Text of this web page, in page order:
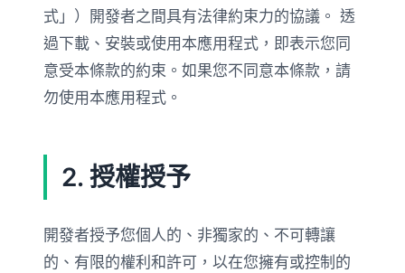
式」）開發者之間具有法律約束力的協議。 透
過下載、安裝或使用本應用程式，即表示您同
意受本條款的約束。如果您不同意本條款，請
勿使用本應用程式。
2. 授權授予
開發者授予您個人的、非獨家的、不可轉讓
的、有限的權利和許可，以在您擁有或控制的